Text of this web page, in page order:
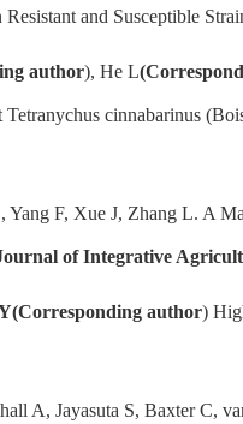
and Susceptible
author), He L(
Tetranychus cinnabarinus
F, Xue J, Zhang L. A
of Integrative
Corresponding author)
A, Jayasuta S, Baxter C,